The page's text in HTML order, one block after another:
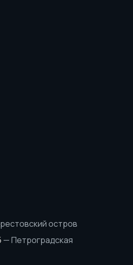
остров
—Петроградская